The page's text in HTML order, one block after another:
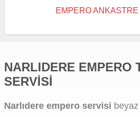
EMPERO ANKASTRE
NARLIDERE EMPERO
SERVISI
Narlıdere empero servisi beyaz